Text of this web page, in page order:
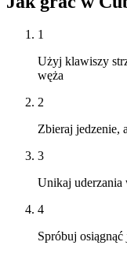
1
Użyj klawiszy
węża
2
Zbieraj jedzenie,
3
Unikaj uderzania
4
Spróbuj